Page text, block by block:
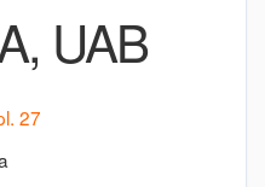
UAB
27